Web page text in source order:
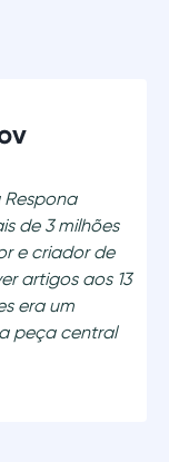
de 3 milhões
e criador de
artigos aos 13
era um
peça central